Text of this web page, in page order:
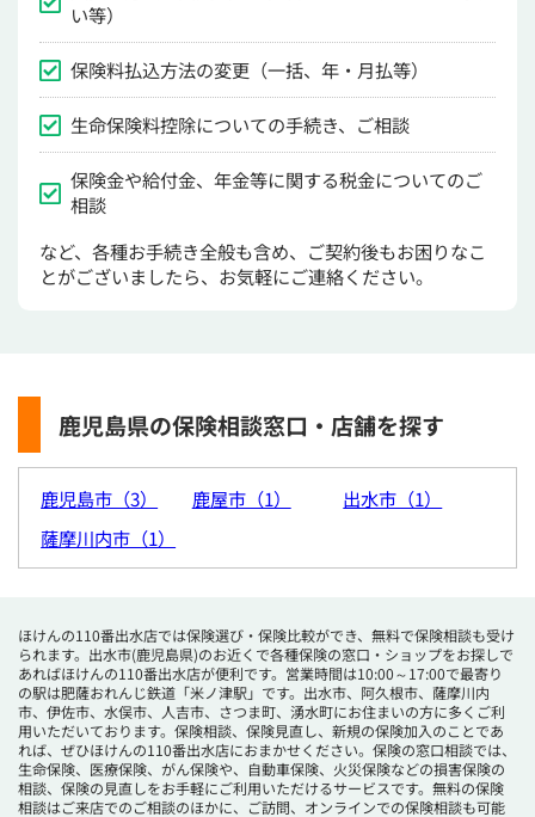
い等）
保険料払込方法の変更（一括、年・月払等）
生命保険料控除についての手続き、ご相談
保険金や給付金、年金等に関する税金についてのご
相談
など、各種お手続き全般も含め、ご契約後もお困りなこ
とがございましたら、お気軽にご連絡ください。
鹿児島県の保険相談窓口・店舗を探す
鹿児島市（3） 鹿屋市（1）
出水市（1）
薩摩川内市（1）
ほけんの110番出水店では保険選び・保険比較ができ、無料で保険相談も受け
られます。出水市(鹿児島県)のお近くで各種保険の窓口・ショップをお探しで
あればほけんの110番出水店が便利です。営業時間は10:00～17:00で最寄り
の駅は肥薩おれんじ鉄道「米ノ津駅」です。出水市、阿久根市、薩摩川内
市、伊佐市、水俣市、人吉市、さつま町、湧水町にお住まいの方に多くご利
用いただいております。保険相談、保険見直し、新規の保険加入のことであ
れば、ぜひほけんの110番出水店におまかせください。保険の窓口相談では、
生命保険、医療保険、がん保険や、自動車保険、火災保険などの損害保険の
相談、保険の見直しをお手軽にご利用いただけるサービスです。無料の保険
相談はご来店でのご相談のほかに、ご訪問、オンラインでの保険相談も可能